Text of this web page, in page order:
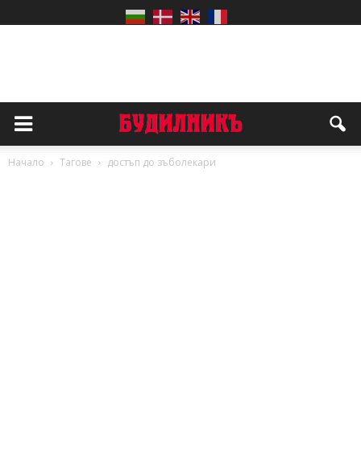
Начало Тагове достъп до зъболекари